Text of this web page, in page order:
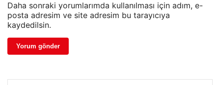
Daha sonraki yorumlarımda kullanılması için adım, e-
posta adresim ve site adresim bu tarayıcıya
kaydedilsin.